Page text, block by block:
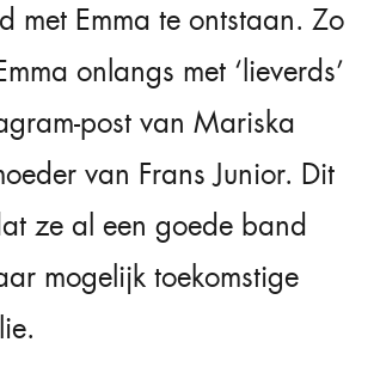
met Emma te ontstaan. Zo
onlangs met ‘lieverds’
post van Mariska
van Frans Junior. Dit
ze al een goede band
mogelijk toekomstige